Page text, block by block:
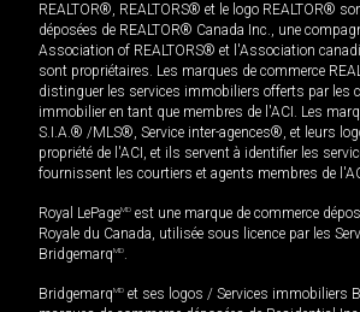
REALTOR®, REALTORS® et le logo REALTOR®
déposées de REALTOR® Canada Inc., une
Association of REALTORS® et l'Association
sont propriétaires. Les marques de commerce
distinguer les services immobiliers offerts par les
immobilier en tant que membres de l'ACI. Les
S.I.A.® /MLS®, Service inter-agences®, et leurs
propriété de l'ACI, et ils servent à identifier les
fournissent les courtiers et agents membres de
Royal LePageMD est une marque de commerce
Royale du Canada, utilisée sous licence par les
BridgemarqMD.
BridgemarqMD et ses logos / Services immobiliers